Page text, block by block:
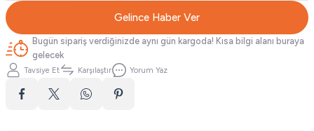
Gelince Haber Ver
Bugün sipariş verdiğinizde aynı gün kargoda! Kısa bilgi alanı buraya
gelecek
Tavsiye Et Karşılaştır Yorum Yaz